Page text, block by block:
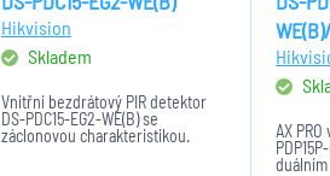
Hikvision
Skladem
Vnitřní bezdrátový PIR detektor
DS-PDC15-EG2-WE(B) se
záclonovou charakteristikou.
AX